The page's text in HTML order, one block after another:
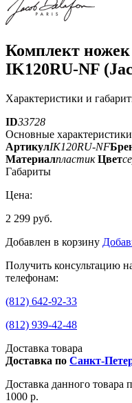
Комплект
IK120RU-NF
Характеристики и
ID33728
Основные характеристики
АртикулIK120RU-NF
Материалпластик Цвет
Габариты
Цена:
2 299 руб.
Добавлен в корзину
Получить консультацию
телефонам:
(812) 642-92-33
(812) 939-42-48
Доставка товара
Доставка по Санкт-
Доставка данного товара
1000 р.